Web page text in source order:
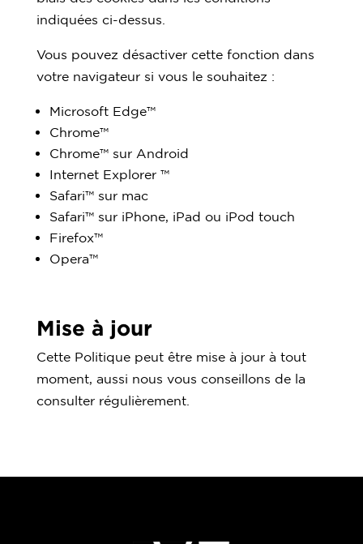
indiquées ci-dessus.
Vous pouvez désactiver cette fonction dans
votre navigateur si vous le souhaitez :
Microsoft Edge™
Chrome™
Chrome™ sur Android
Internet Explorer ™
Safari™ sur mac
Safari™ sur iPhone, iPad ou iPod touch
Firefox™
Opera™
Mise à jour
Cette Politique peut être mise à jour à tout
moment, aussi nous vous conseillons de la
consulter régulièrement.